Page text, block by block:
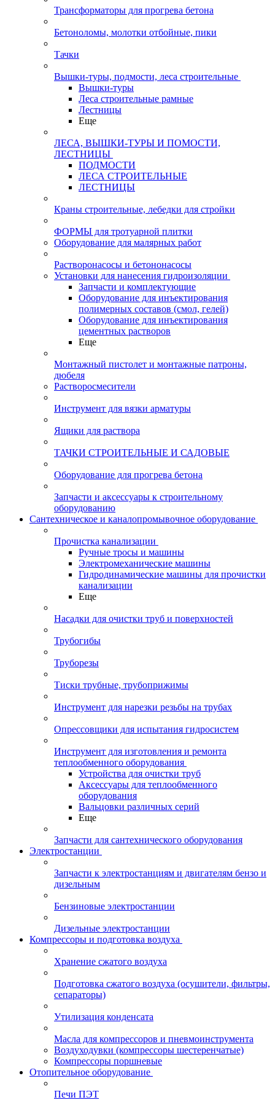
Трансформаторы для прогрева бетона
Бетоноломы, молотки отбойные, пики
Тачки
Вышки-туры, подмости, леса строительные
Вышки-туры
Леса строительные рамные
Лестницы
Еще
ЛЕСА, ВЫШКИ-ТУРЫ И ПОМОСТИ,
ЛЕСТНИЦЫ
ПОДМОСТИ
ЛЕСА СТРОИТЕЛЬНЫЕ
ЛЕСТНИЦЫ
Краны строительные, лебедки для стройки
ФОРМЫ для тротуарной плитки
Оборудование для малярных работ
Растворонасосы и бетононасосы
Установки для нанесения гидроизоляции
Запчасти и комплектующие
Оборудование для инъектирования
полимерных составов (смол, гелей)
Оборудование для инъектирования
цементных растворов
Еще
Монтажный пистолет и монтажные патроны,
дюбеля
Растворосмесители
Инструмент для вязки арматуры
Ящики для раствора
ТАЧКИ СТРОИТЕЛЬНЫЕ И САДОВЫЕ
Оборудование для прогрева бетона
Запчасти и аксессуары к строительному
оборудованию
Сантехническое и каналопромывочное оборудование
Прочистка канализации
Ручные тросы и машины
Электромеханические машины
Гидродинамические машины для прочистки
канализации
Еще
Насадки для очистки труб и поверхностей
Трубогибы
Труборезы
Тиски трубные, трубоприжимы
Инструмент для нарезки резьбы на трубах
Опрессовщики для испытания гидросистем
Инструмент для изготовления и ремонта
теплообменного оборудования
Устройства для очистки труб
Аксессуары для теплообменного
оборудования
Вальцовки различных серий
Еще
Запчасти для сантехнического оборудования
Электростанции
Запчасти к электростанциям и двигателям бензо и
дизельным
Бензиновые электростанции
Дизельные электростанции
Компрессоры и подготовка воздуха
Хранение сжатого воздуха
Подготовка сжатого воздуха (осушители, фильтры,
сепараторы)
Утилизация конденсата
Масла для компрессоров и пневмоинструмента
Воздуходувки (компрессоры шестеренчатые)
Компрессоры поршневые
Отопительное оборудование
Печи ПЭТ